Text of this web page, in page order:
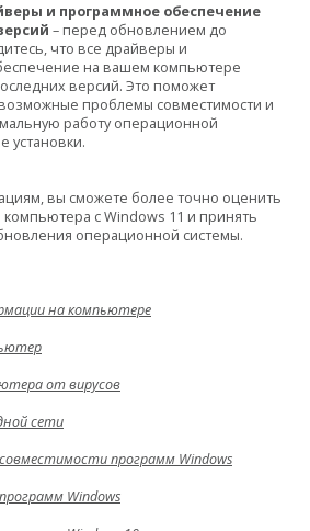
и программное обеспечение
– перед обновлением до
что все драйверы и
на вашем компьютере
версий. Это поможет
проблемы совместимости и
работу операционной
установки.
вы сможете более точно оценить
с Windows 11 и принять
операционной системы.
на компьютере
от вирусов
сети
программ Windows
Windows